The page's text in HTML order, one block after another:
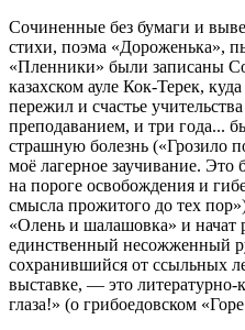
Сочиненные без бумаги и
стихи, поэма «Дороженька»,
«Пленники» были записаны
казахском ауле Кок-Терек,
пережил и счастье
преподаванием, и три года...
страшную болезнь («Грозило
моё лагерное заучивание.
на пороге освобождения и
смысла прожитого до тех
«Олень и шалашовка» и начат
единственный несожженный
сохранившийся от ссыльных
выставке, — это
глаза!» (о грибоедовском